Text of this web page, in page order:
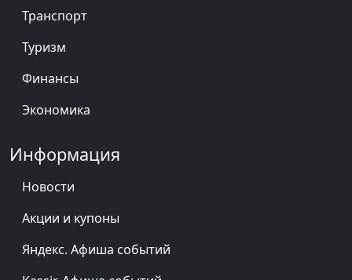
Транспорт
Туризм
Финансы
Экономика
Информация
Новости
Акции и купоны
Яндекс. Афиша событий